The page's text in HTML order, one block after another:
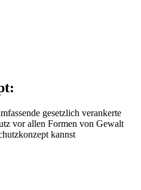
gesetzlich verankerte
vor allen Formen von Gewalt
kannst